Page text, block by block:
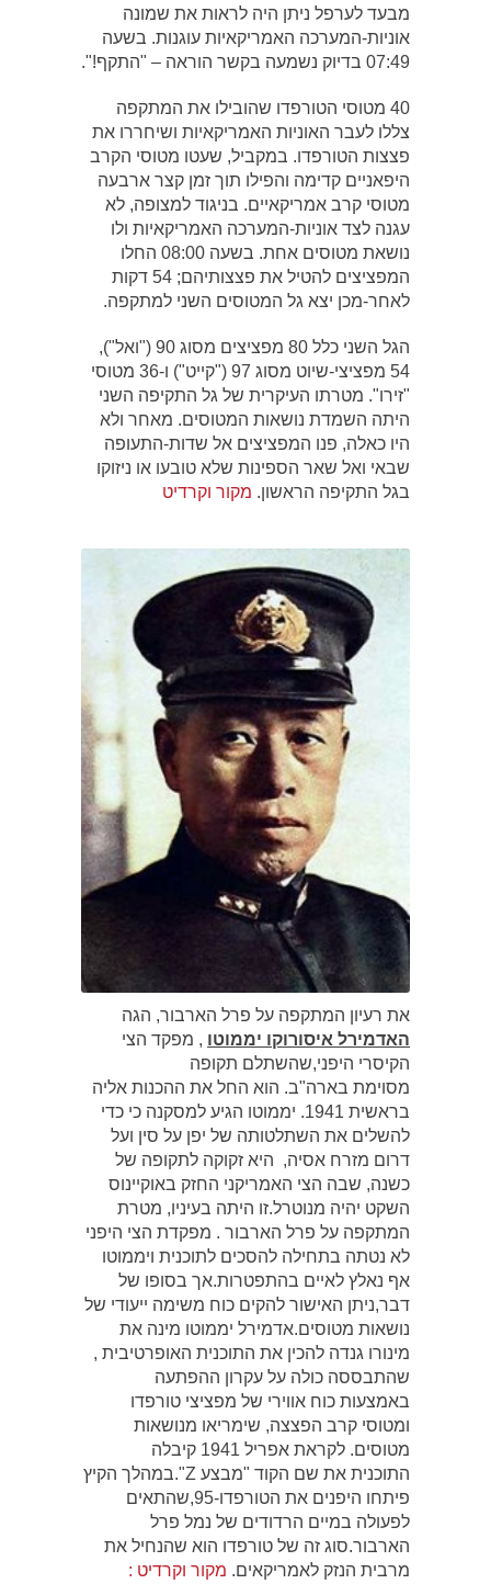
מבעד לערפל ניתן היה לראות את שמונה
אוניות-המערכה האמריקאיות עוגנות. בשעה
07:49 בדיוק נשמעה בקשר הוראה – "התקף!".
40 מטוסי הטורפדו שהובילו את המתקפה
צללו לעבר האוניות האמריקאיות ושיחררו את
פצצות הטורפדו. במקביל, שעטו מטוסי הקרב
היפאניים קדימה והפילו תוך זמן קצר ארבעה
מטוסי קרב אמריקאיים. בניגוד למצופה, לא
עגנה לצד אוניות-המערכה האמריקאיות ולו
נושאת מטוסים אחת. בשעה 08:00 החלו
המפציצים להטיל את פצצותיהם; 54 דקות
לאחר-מכן יצא גל המטוסים השני למתקפה.
הגל השני כלל 80 מפציצים מסוג 90 ("ואל"),
54 מפציצי-שיוט מסוג 97 ("קייט") ו-36 מטוסי
"זירו". מטרתו העיקרית של גל התקיפה השני
היתה השמדת נושאות המטוסים. מאחר ולא
היו כאלה, פנו המפציצים אל שדות-התעופה
שבאי ואל שאר הספינות שלא טובעו או ניזוקו
בגל התקיפה הראשון. מקור וקרדיט
את רעיון המתקפה על פרל הארבור, הגה
האדמירל איסורוקו יממוטו , מפקד הצי
הקיסרי היפני,שהשתלם תקופה
מסוימת בארה"ב. הוא החל את ההכנות אליה
בראשית 1941. יממוטו הגיע למסקנה כי כדי
להשלים את השתלטותה של יפן על סין ועל
דרום מזרח אסיה, היא זקוקה לתקופה של
כשנה, שבה הצי האמריקני החזק באוקיינוס
השקט יהיה מנוטרל.זו היתה בעיניו, מטרת
המתקפה על פרל הארבור . מפקדת הצי היפני
לא נטתה בתחילה להסכים לתוכנית ויממוטו
אף נאלץ לאיים בהתפטרות.אך בסופו של
דבר,ניתן האישור להקים כוח משימה ייעודי של
נושאות מטוסים.אדמירל יממוטו מינה את
מינורו גנדה להכין את התוכנית האופרטיבית ,
שהתבססה כולה על עקרון ההפתעה
באמצעות כוח אווירי של מפציצי טורפדו
ומטוסי קרב הפצצה, שימריאו מנושאות
מטוסים. לקראת אפריל 1941 קיבלה
התוכנית את שם הקוד "מבצע Z".במהלך הקיץ
פיתחו היפנים את הטורפדו-95,שהתאים
לפעולה במיים הרדודים של נמל פרל
הארבור.סוג זה של טורפדו הוא שהנחיל את
מרבית הנזק לאמריקאים. מקור וקרדיט :